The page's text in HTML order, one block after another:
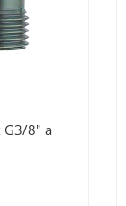
G3/8" a